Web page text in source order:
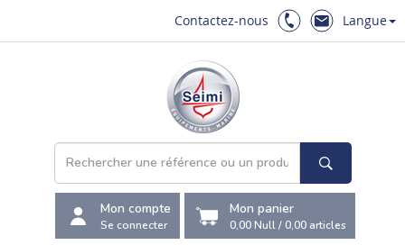
Contactez-nous Langue
Mon compte
Se connecter
Mon panier
0,00 Null/0,00articles